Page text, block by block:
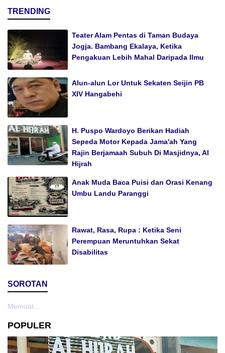
TRENDING
Teater Alam Pentas di Taman Budaya
Jogja. Bambang Ekalaya, Ketika
Pengakuan Lebih Mahal Daripada Ilmu
Alun-alun Lor Untuk Sekaten Seijin PB
XIV Hangabehi
H. Puspo Wardoyo Berikan Hadiah
Sepeda Motor Kepada Jama'ah Yang
Rajin Berjamaah Subuh Di Masjidnya, Al
Hijrah
Anak Muda Baca Puisi dan Orasi Kenang
Umbu Landu Paranggi
Rawat, Rasa, Rupa : Ketika Seni
Perempuan Meruntuhkan Sekat
Disabilitas
SOROTAN
Memuat...
POPULER